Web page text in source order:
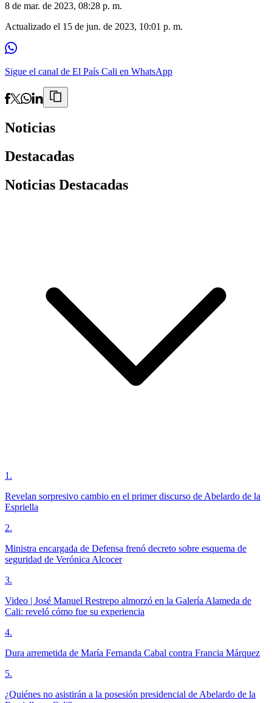
8 de mar. de 2023, 08:28 p. m.
Actualizado el 15 de jun. de 2023, 10:01 p. m.
Sigue el canal de El País Cali en WhatsApp
Noticias
Destacadas
Noticias Destacadas
1 .
Revelan sorpresivo cambio en el primer discurso de Abelardo de la
Espriella
2.
Ministra encargada de Defensa frenó decreto sobre esquema de
seguridad de Verónica Alcocer
3.
Video | José Manuel Restrepo almorzó en la Galería Alameda de
Cali: reveló cómo fue su experiencia
4.
Dura arremetida de María Fernanda Cabal contra Francia Márquez
5.
¿Quiénes no asistirán a la posesión presidencial de Abelardo de la